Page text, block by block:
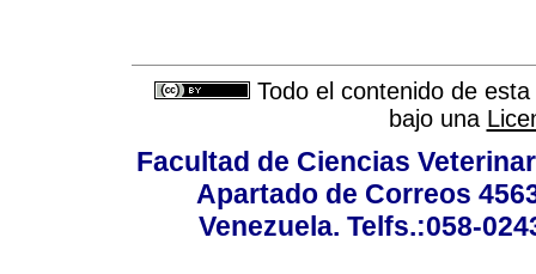
Todo el contenido de
bajo una
Facultad de Ciencias
Apartado de Correos
Venezuela. Telfs.:058-